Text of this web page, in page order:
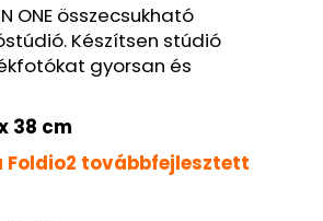
ONE összecsukható
Készítsen stúdió
gyorsan és
38 cm
Foldio2 továbbfejlesztett